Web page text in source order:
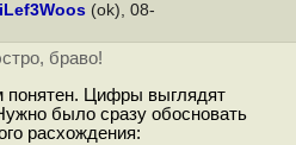
(ok), 08-
браво!
понятен. Цифры выглядят
было сразу обосновать
расхождения: